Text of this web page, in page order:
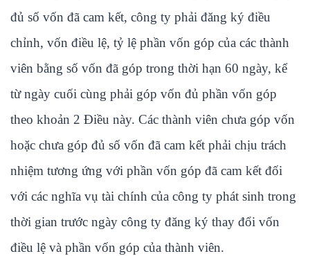
đủ số vốn đã cam kết, công ty phải đăng ký điều
chỉnh, vốn điều lệ, tỷ lệ phần vốn góp của các thành
viên bằng số vốn đã góp trong thời hạn 60 ngày, kể
từ ngày cuối cùng phải góp vốn đủ phần vốn góp
theo khoản 2 Điều này. Các thành viên chưa góp vốn
hoặc chưa góp đủ số vốn đã cam kết phải chịu trách
nhiệm tương ứng với phần vốn góp đã cam kết đối
với các nghĩa vụ tài chính của công ty phát sinh trong
thời gian trước ngày công ty đăng ký thay đổi vốn
điều lệ và phần vốn góp của thành viên.